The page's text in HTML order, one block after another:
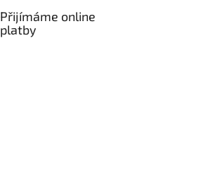
Přijímáme online
platby